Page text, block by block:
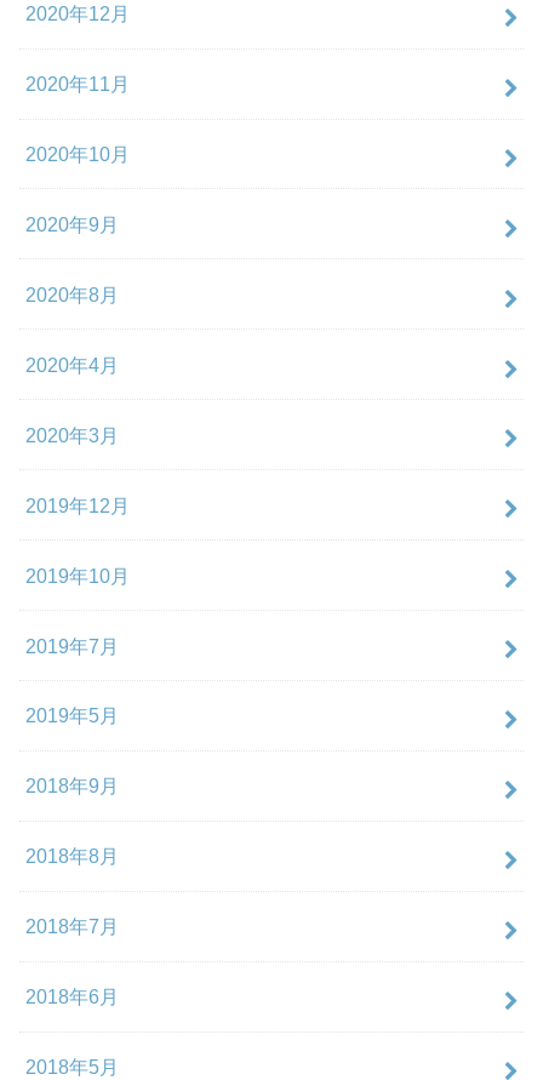
2020年12月
2020年11月
2020年10月
2020年9月
2020年8月
2020年4月
2020年3月
2019年12月
2019年10月
2019年7月
2019年5月
2018年9月
2018年8月
2018年7月
2018年6月
2018年5月